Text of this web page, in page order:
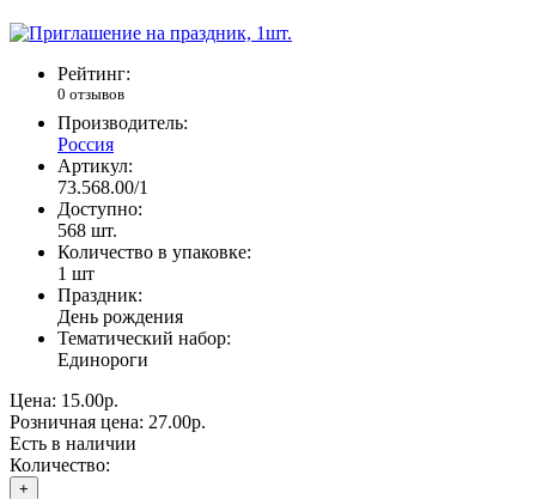
Рейтинг:
0 отзывов
Производитель:
Россия
Артикул:
73.568.00/1
Доступно:
568 шт.
Количество в упаковке:
1 шт
Праздник:
День рождения
Тематический набор:
Единороги
Цена: 15.00р.
Розничная цена: 27.00р.
Есть в наличии
Количество:
+